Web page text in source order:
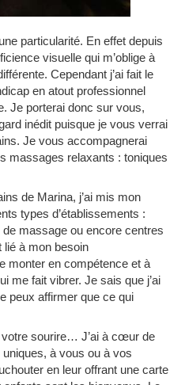
particularité. En effet depuis
visuelle qui m’oblige à
Cependant j’ai fait le
en atout professionnel
Je porterai donc sur vous,
inédit puisque je vous verrai
Je vous accompagnerai
massages relaxants : toniques
de Marina, j’ai mis mon
types d’établissements :
massage ou encore centres
lié à mon besoin
monter en compétence et à
me fait vibrer. Je sais que j’ai
peux affirmer que ce qui
votre sourire… J’ai à cœur de
à vous ou à vos
en leur offrant une carte